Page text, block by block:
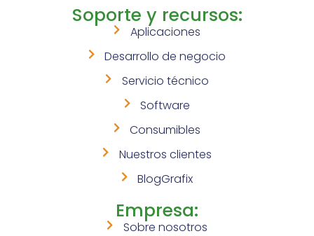
Soporte y recursos:
Aplicaciones
Desarrollo de negocio
Servicio técnico
Software
Consumibles
Nuestros clientes
BlogGrafix
Empresa:
Sobre nosotros